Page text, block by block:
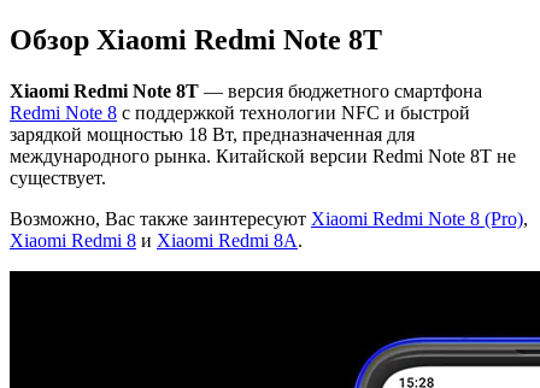
Обзор Xiaomi Redmi Note 8T
Xiaomi Redmi Note 8T — версия бюджетного смартфона
Redmi Note 8 с поддержкой технологии NFC и быстрой
зарядкой мощностью 18 Вт, предназначенная для
международного рынка. Китайской версии Redmi Note 8T не
существует.
Возможно, Вас также заинтересуют Xiaomi Redmi Note 8 (Pro),
Xiaomi Redmi 8 и Xiaomi Redmi 8A.